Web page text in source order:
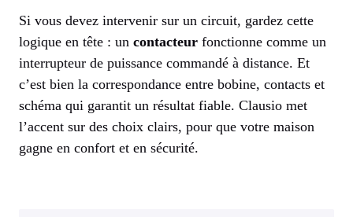
Si vous devez intervenir sur un circuit, gardez cette
logique en tête : un contacteur fonctionne comme un
interrupteur de puissance commandé à distance. Et
c’est bien la correspondance entre bobine, contacts et
schéma qui garantit un résultat fiable. Clausio met
l’accent sur des choix clairs, pour que votre maison
gagne en confort et en sécurité.